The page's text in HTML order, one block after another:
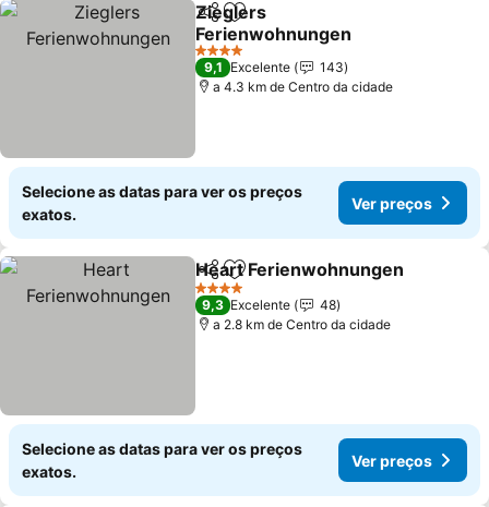
PartilharAdicionar aos favoritos
Zieglers
Ferienwohnungen
Ver preços
4 Estrelas
9,1 Excelente
143
a 4.3 km de Centro da cidade
Selecione as datas para ver os preços
exatos.
Ver preços
PartilharAdicionar aos favoritos
Heart Ferienwohnungen
4 Estrelas
9,3 Excelente
48
a 2.8 km de Centro da cidade
Selecione as datas para ver os preços
exatos.
Ver preços